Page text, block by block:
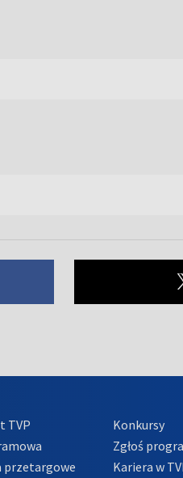
TVP
przetargowe
Konkursy
Zgłoś
Kariera w